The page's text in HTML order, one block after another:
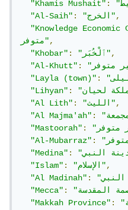
"Khamis Mushait":
"Al-Saih": "الخرج",
"Knowledge
متوفر",
"Khobar": "ٱلْخُبَر",
"Al-Khutt":
"Layla (town)":
"Lihyan":
"Al Lith": "الليث",
"Al Majma'ah":
"Mastoorah":
"Al-Mubarraz":
"Medina":
"Islam": "الإسلام",
"Al Madinah":
"Mecca":
"Makkah Province":